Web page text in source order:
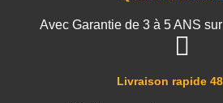
Livraison rapide
Avec Garantie de 3 à 5 ANS